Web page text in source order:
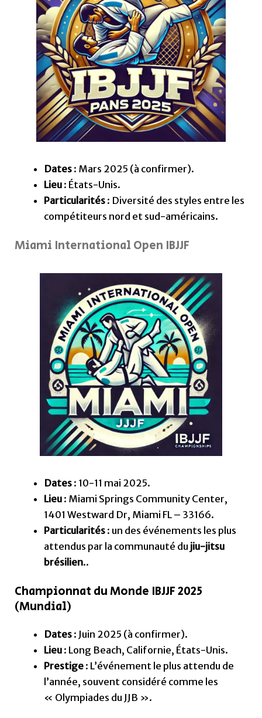
Dates: Mars 2025 (à confirmer).
Lieu: États-Unis.
Particularités: Diversité des styles entre les
compétiteurs nord et sud-américains.
Miami International Open IBJJF
Dates: 10-11 mai 2025.
Lieu: Miami Springs Community Center,
1401 Westward Dr, Miami FL – 33166.
Particularités: un des événements les plus
attendus par la communauté du jiu-jitsu
brésilien..
Championnat du Monde IBJJF 2025
(Mundial)
Dates: Juin 2025 (à confirmer).
Lieu: Long Beach, Californie, États-Unis.
Prestige: L’événement le plus attendu de
l’année, souvent considéré comme les
« Olympiades du JJB ».